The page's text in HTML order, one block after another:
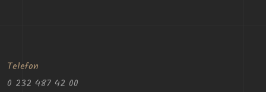
Telefon
0 232 487 42 00